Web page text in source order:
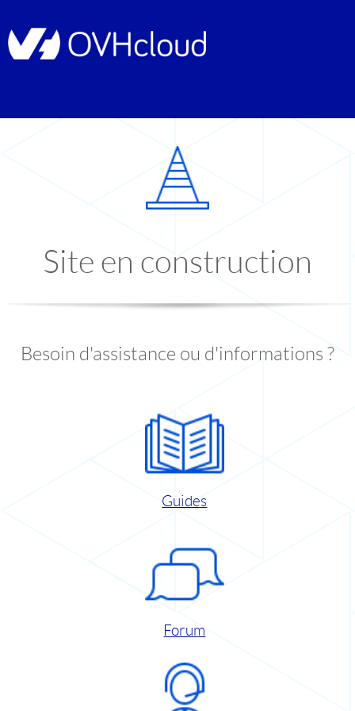
Site en construction
Besoin d'assistance ou d'informations ?
Guides
Forum